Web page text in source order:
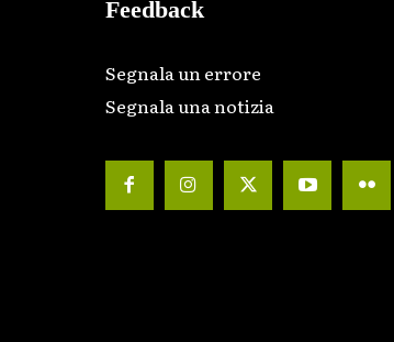
Feedback
Segnala un errore
Segnala una notizia